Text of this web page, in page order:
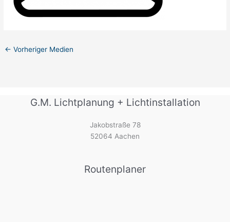
← Vorheriger Medien
G.M. Lichtplanung + Lichtinstallation
Jakobstraße 78
52064 Aachen
Routenplaner